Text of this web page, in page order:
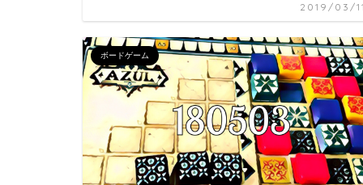
2019/03/11
ボードゲーム